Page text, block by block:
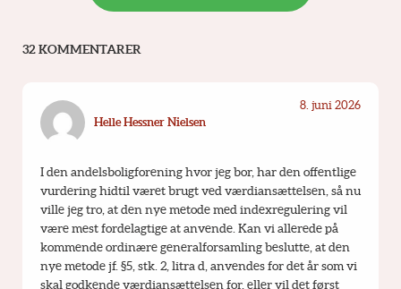
32 KOMMENTARER
Helle Hessner Nielsen
8. juni 2026
I den andelsboligforening hvor jeg bor, har den offentlige
vurdering hidtil været brugt ved værdiansættelsen, så nu
ville jeg tro, at den nye metode med indexregulering vil
være mest fordelagtige at anvende. Kan vi allerede på
kommende ordinære generalforsamling beslutte, at den
nye metode jf. §5, stk. 2, litra d, anvendes for det år som vi
skal godkende værdiansættelsen for, eller vil det først